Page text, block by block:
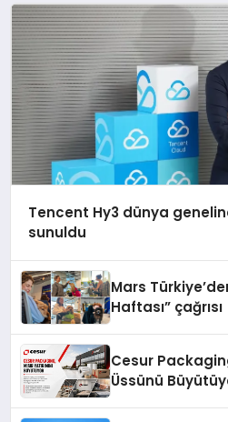
Tencent Hy3 dünya
sunuldu
Mars
Haftası” çağrısı
Cesur
Üssünü